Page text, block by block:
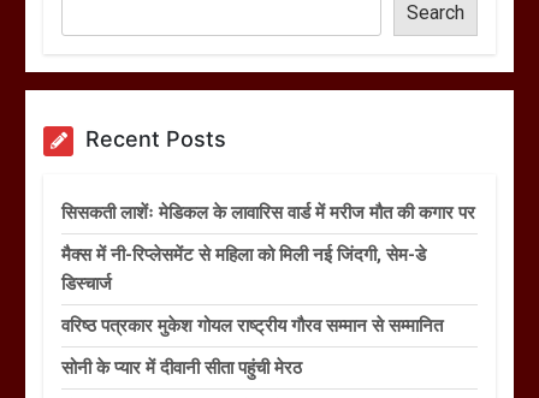
Search
Recent Posts
सिसकती लाशेंः मेडिकल के लावारिस वार्ड में मरीज मौत की कगार पर
मैक्स में नी-रिप्लेसमेंट से महिला को मिली नई जिंदगी, सेम-डे
डिस्चार्ज
वरिष्ठ पत्रकार मुकेश गोयल राष्ट्रीय गौरव सम्मान से सम्मानित
सोनी के प्यार में दीवानी सीता पहुंची मेरठ